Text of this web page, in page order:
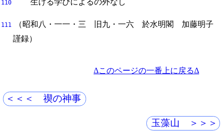
110
111 （昭和八・一一・三 旧九・一六 於水明閣 加藤明子
謹録）
Δこのページの一番上に戻るΔ
＜＜＜ 禊の神事
玉藻山 ＞＞＞